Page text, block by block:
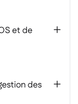
et de
+
des
+